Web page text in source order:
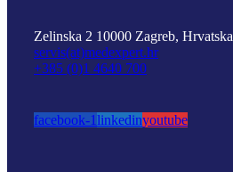
Zelinska 2 10000 Zagreb, Hrvatska
servis(at)medexpert.hr
+385 (0)1 4640 700
facebook-1linkedinyoutube